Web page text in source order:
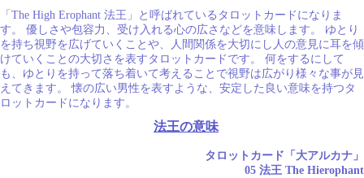
「The High Erophant 法王」と呼ばれているタロットカードになりま
す。 優しさや包容力、受け入れる心の広さなどを意味します。 ゆとり
を持ち視野を広げていくことや、人間関係を大切にし人の意見に耳を傾
けていくことの大切さを表すタロットカードです。 何をするにして
も、ゆとりを持って落ち着いて考えることで視野は広がり様々な事が見
えてきます。 懐の広い男性を表すような、安定した良い意味を持つタ
ロットカードになります。
法王の意味
タロットカード「大アルカナ」
05 法王 The Hierophant